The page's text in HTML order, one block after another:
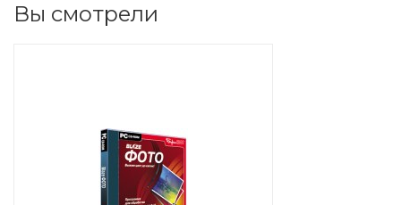
Вы смотрели